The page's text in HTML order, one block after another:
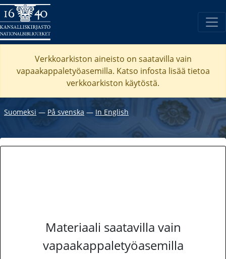
Verkkoarkiston aineisto on saatavilla vain
vapaakappaletyöasemilla. Katso infosta lisää tietoa
verkkoarkiston käytöstä.
Suomeksi ― På svenska ― In English
Materiaali saatavilla vain
vapaakappaletyöasemilla